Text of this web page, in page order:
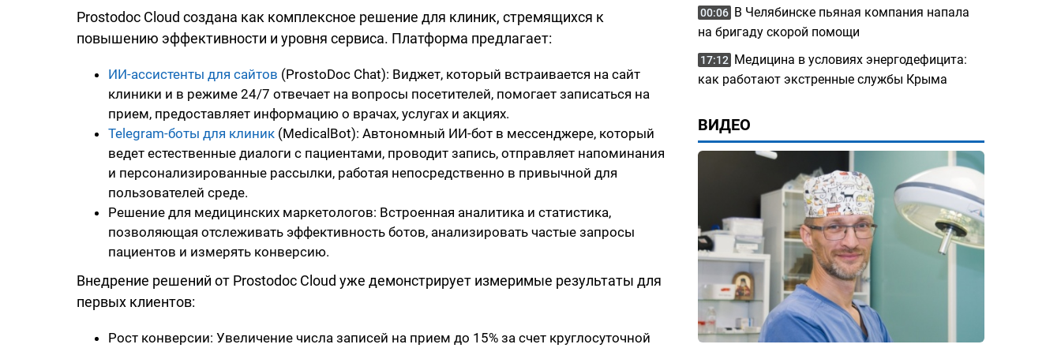
Prostodoc Cloud создана как комплексное решение для клиник, стремящихся к
повышению эффективности и уровня сервиса. Платформа предлагает:
ИИ-ассистенты для сайтов (ProstoDoc Chat): Виджет, который встраивается на сайт
клиники и в режиме 24/7 отвечает на вопросы посетителей, помогает записаться на
прием, предоставляет информацию о врачах, услугах и акциях.
Telegram-боты для клиник (MedicalBot): Автономный ИИ-бот в мессенджере, который
ведет естественные диалоги с пациентами, проводит запись, отправляет напоминания
и персонализированные рассылки, работая непосредственно в привычной для
пользователей среде.
Решение для медицинских маркетологов: Встроенная аналитика и статистика,
позволяющая отслеживать эффективность ботов, анализировать частые запросы
пациентов и измерять конверсию.
Внедрение решений от Prostodoc Cloud уже демонстрирует измеримые результаты для
первых клиентов:
Рост конверсии: Увеличение числа записей на прием до 15% за счет круглосуточной
00:06 В Челябинске пьяная компания напала
на бригаду скорой помощи
17:12 Медицина в условиях энергодефицита:
как работают экстренные службы Крыма
ВИДЕО